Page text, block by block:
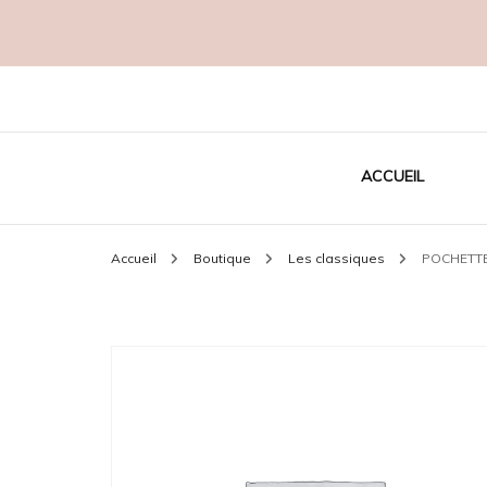
MADAME
ACCUEIL
Accueil Boutique Les classiques